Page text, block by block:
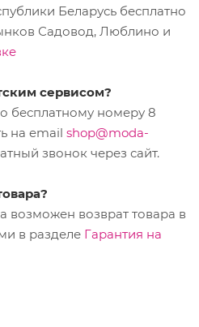
Беларусь бесплатно
Садовод, Люблино и
сервисом?
бесплатному номеру 8
на email shop@moda-
звонок через сайт.
возможен возврат товара в
в разделе Гарантия на